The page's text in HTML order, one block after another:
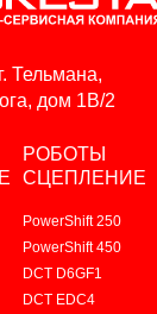
Тельмана,
дом 1В/2
РОБОТЫ
СЦЕПЛЕНИЕ
PowerShift 250
PowerShift 450
DCT D6GF1
DCT EDC4